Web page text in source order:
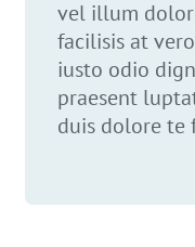
vel illum
facilisis at
iusto odio
praesent
duis dolore te